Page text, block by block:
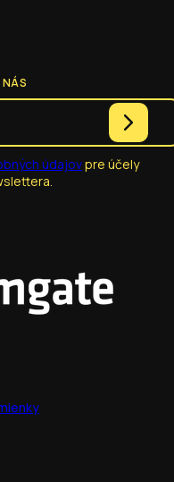
údajovpre účely